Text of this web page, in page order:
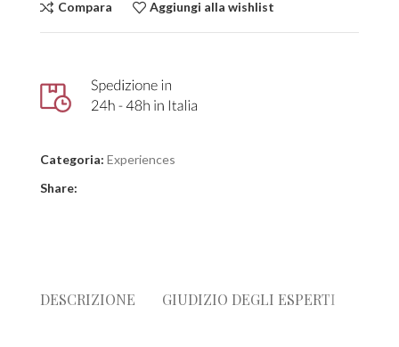
Compara Aggiungi alla wishlist
Categoria: Experiences
Share:
DESCRIZIONE GIUDIZIO DEGLI ESPERTI